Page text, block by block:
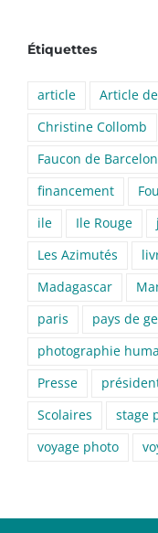
Étiquettes
article Article
Christine Collomb
Faucon de
financement
ile
Ile Rouge
Les Azimutés
Madagascar
paris
pays de
photographie
Presse
Scolaires
stage
voyage photo